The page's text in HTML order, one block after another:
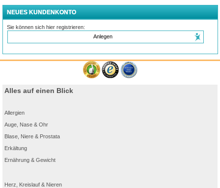
NEUES KUNDENKONTO
Sie können sich hier registrieren:
Anlegen
Alles auf einen Blick
Allergien
Auge, Nase & Ohr
Blase, Niere & Prostata
Erkältung
Ernährung & Gewicht
Herz, Kreislauf & Nieren